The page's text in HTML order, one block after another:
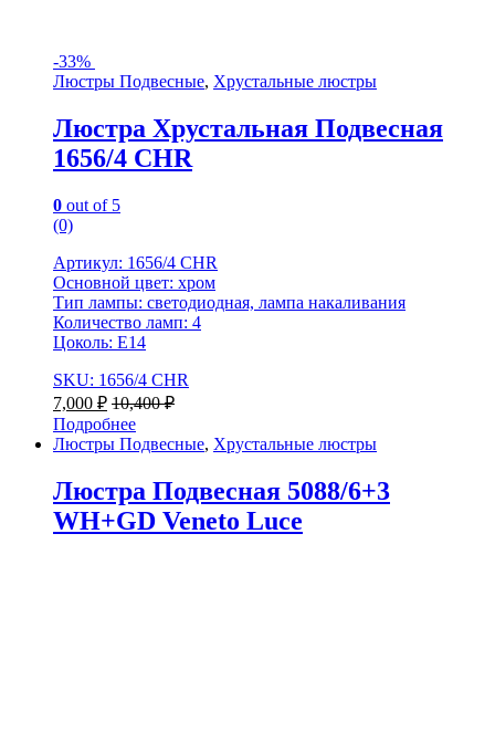
-33%
Люстры Подвесные, Хрустальные люстры
Люстра Хрустальная Подвесная
1656/4 CHR
0 out of 5
(0)
Артикул: 1656/4 CHR
Основной цвет: хром
Тип лампы: светодиодная, лампа накаливания
Количество ламп: 4
Цоколь: E14
SKU: 1656/4 CHR
7,000 ₽ 10,400₽
Подробнее
Люстры Подвесные, Хрустальные люстры
Люстра Подвесная 5088/6+3
WH+GD Veneto Luce